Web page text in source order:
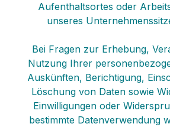
Aufenthaltsortes oder
unseres
Bei Fragen zur Erhebung,
Nutzung Ihrer
Auskünften, Berichtigung,
Löschung von Daten sowie
Einwilligungen oder
bestimmte Datenverwendung